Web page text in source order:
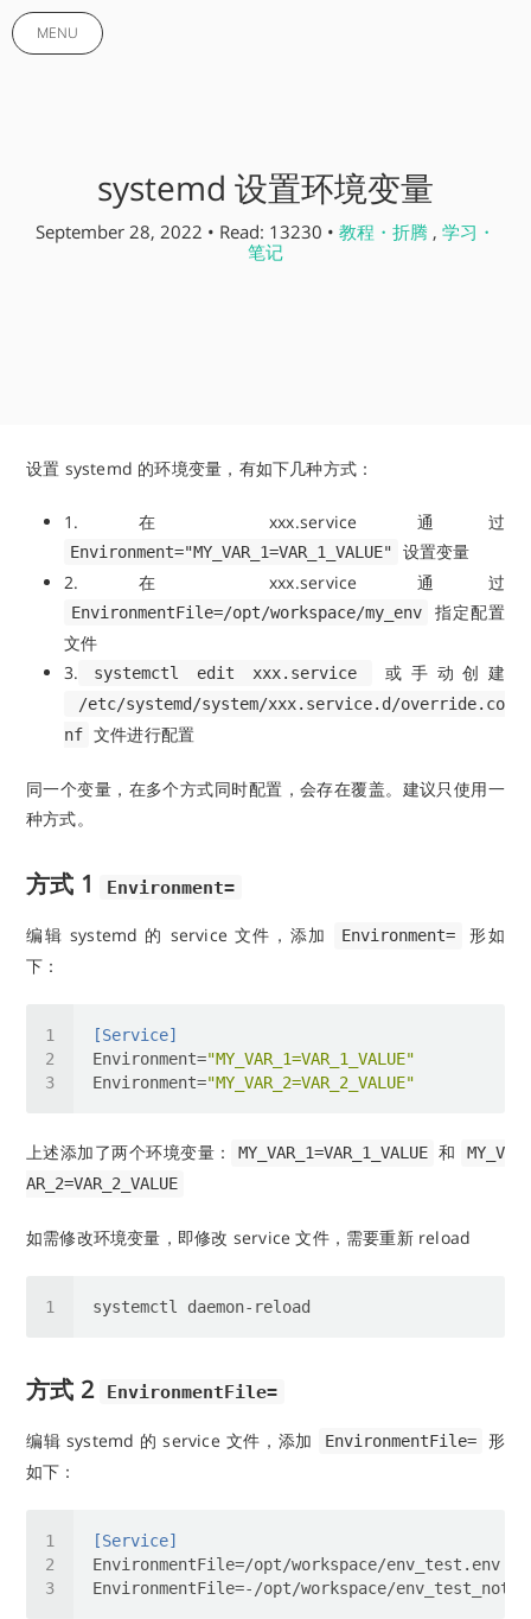
MENU
systemd 设置环境变量
September 28, 2022 • Read: 13230 • 教程・折腾, 学习・
笔记
设置 systemd 的环境变量，有如下几种方式：
1. 在 xxx.service 通过
Environment="MY_VAR_1=VAR_1_VALUE"
设置变量
2. 在 xxx.service 通过
EnvironmentFile=/opt/workspace/my_env
指定配置
文件
3.
systemctl edit xxx.service 或手动创建
/etc/systemd/system/xxx.service.d/override.co
nf 文件进行配置
同一个变量，在多个方式同时配置，会存在覆盖。建议只使用一
种方式。
方式 1 Environment=
编辑 systemd 的 service 文件，添加 Environment=
形如
下：
[Service]
Environment="MY_VAR_1=VAR_1_VALUE"
Environment="MY_VAR_2=VAR_2_VALUE"
上述添加了两个环境变量： MY_VAR_1=VAR_1_VALUE 和
MY_V
AR_2=VAR_2_VALUE
如需修改环境变量，即修改 service 文件，需要重新 reload
方式 2 EnvironmentFile=
编辑 systemd 的 service 文件，添加 EnvironmentFile=
形
如下：
[Service]
EnvironmentFile
EnvironmentFile